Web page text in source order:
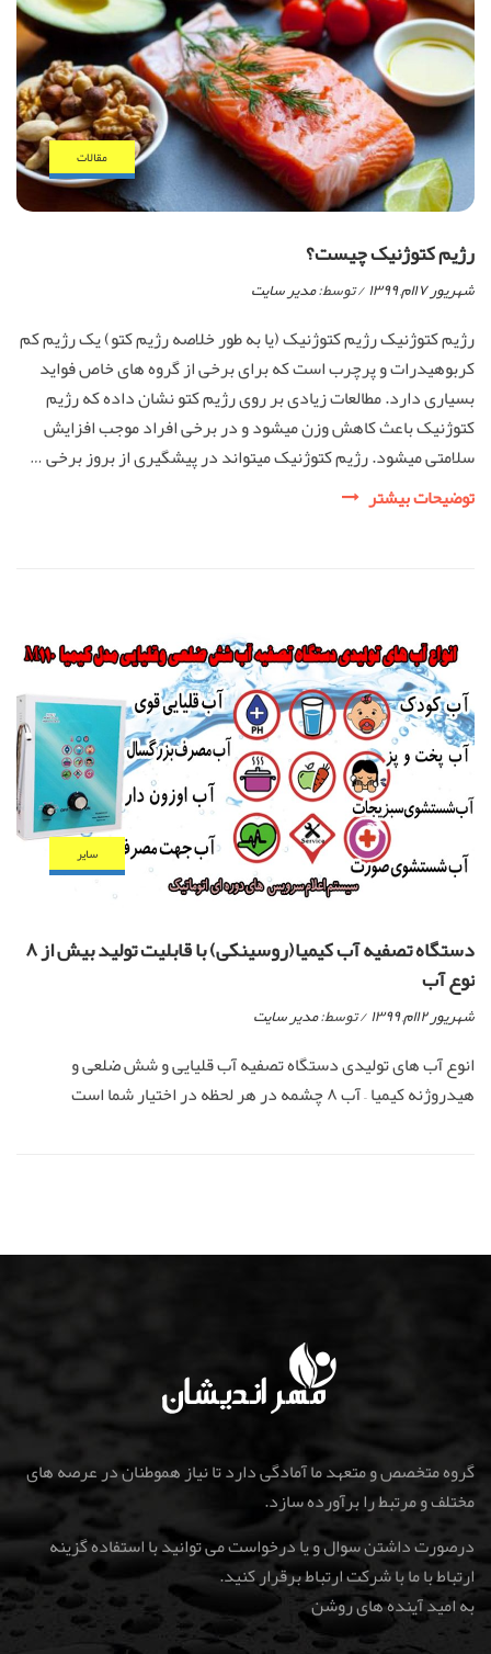
مقالات
رژیم کتوژنیک چیست؟
شهریور ۱۷ام, ۱۳۹۹ / توسط:مدیر سایت
رژیم کتوژنیک رژیم کتوژنیک (یا به طور خلاصه رژیم کتو) یک رژیم کم
کربوهیدرات و پرچرب است که برای برخی از گروه های خاص فواید
بسیاری دارد. مطالعات زیادی بر روی رژیم کتو نشان داده که رژیم
کتوژنیک باعث کاهش وزن میشود و در برخی افراد موجب افزایش
سلامتی میشود. رژیم کتوژنیک میتواند در پیشگیری از بروز برخی …
رژیم
توضیحات بیشتر
ساير
دستگاه تصفیه آب کیمیا(روسینکی) با قابلیت تولید بیش از ۸
نوع آب
شهریور ۱۲ام, ۱۳۹۹ / توسط:مدیر سایت
انوع آب های تولیدی دستگاه تصفیه آب قلیایی و شش ضلعی و
هیدروژنه کیمیا – آب ۸ چشمه در هر لحظه در اختیار شما است
گروه متخصص و متعهد ما آمادگی دارد تا نیاز هموطنان در عرصه های
مختلف و مرتبط را برآورده سازد.
درصورت داشتن سوال و یا درخواست می توانید با استفاده گزینه
ارتباط با ما با شرکت ارتباط برقرار کنید.
به امید آینده های روشن